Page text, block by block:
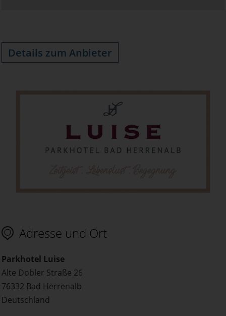
Details zum Anbieter
Adresse und Ort
Parkhotel Luise
Alte Dobler Straße 26
76332 Bad Herrenalb
Deutschland